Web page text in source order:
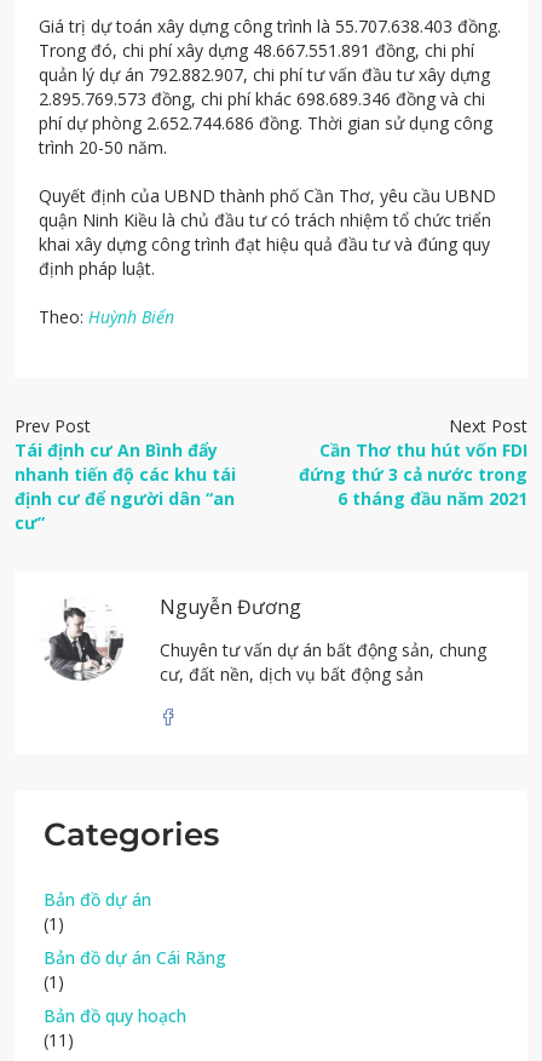
Giá trị dự toán xây dựng công trình là 55.707.638.403 đồng.
Trong đó, chi phí xây dựng 48.667.551.891 đồng, chi phí
quản lý dự án 792.882.907, chi phí tư vấn đầu tư xây dựng
2.895.769.573 đồng, chi phí khác 698.689.346 đồng và chi
phí dự phòng 2.652.744.686 đồng. Thời gian sử dụng công
trình 20-50 năm.
Quyết định của UBND thành phố Cần Thơ, yêu cầu UBND
quận Ninh Kiều là chủ đầu tư có trách nhiệm tổ chức triển
khai xây dựng công trình đạt hiệu quả đầu tư và đúng quy
định pháp luật.
Theo: Huỳnh Biển
Prev Post
Tái định cư An Bình đẩy
nhanh tiến độ các khu tái
định cư để người dân “an
cư”
Next Post
Cần Thơ thu hút vốn FDI
đứng thứ 3 cả nước trong
6 tháng đầu năm 2021
Nguyễn Đương
Chuyên tư vấn dự án bất động sản, chung
cư, đất nền, dịch vụ bất động sản
Categories
Bản đồ dự án
(1)
Bản đồ dự án Cái Răng
(1)
Bản đồ quy hoạch
(11)